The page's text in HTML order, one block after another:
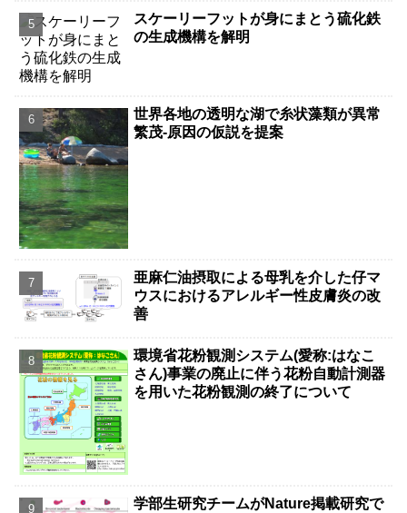
スケーリーフットが身にまとう硫化鉄
の生成機構を解明
世界各地の透明な湖で糸状藻類が異常
繁茂-原因の仮説を提案
亜麻仁油摂取による母乳を介した仔マ
ウスにおけるアレルギー性皮膚炎の改
善
環境省花粉観測システム(愛称:はなこ
さん)事業の廃止に伴う花粉自動計測器
を用いた花粉観測の終了について
学部生研究チームがNature掲載研究で